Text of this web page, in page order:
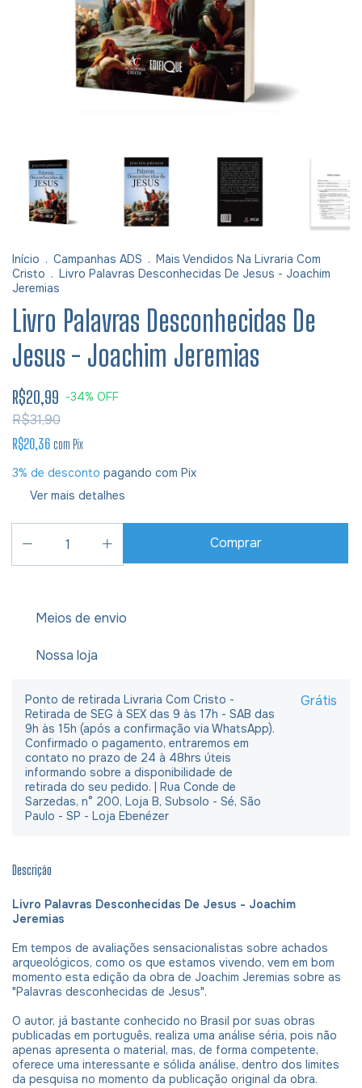
Início . Campanhas ADS . Mais Vendidos Na Livraria Com
Cristo . Livro Palavras Desconhecidas De Jesus - Joachim
Jeremias
Livro Palavras Desconhecidas De
Jesus - Joachim Jeremias
R$20,99 -34% OFF
R$31,90
R$20,36 com Pix
3% de desconto pagando com Pix
Ver mais detalhes
Meios de envio
Nossa loja
Ponto de retirada Livraria Com Cristo -
Retirada de SEG à SEX das 9 às 17h - SAB das
9h às 15h (após a confirmação via WhatsApp).
Confirmado o pagamento, entraremos em
contato no prazo de 24 à 48hrs úteis
informando sobre a disponibilidade de
retirada do seu pedido. | Rua Conde de
Sarzedas, n° 200, Loja B, Subsolo - Sé, São
Paulo - SP - Loja Ebenézer
Grátis
Descrição
Livro Palavras Desconhecidas De Jesus - Joachim
Jeremias
Em tempos de avaliações sensacionalistas sobre achados
arqueológicos, como os que estamos vivendo, vem em bom
momento esta edição da obra de Joachim Jeremias sobre as
"Palavras desconhecidas de Jesus".
O autor, já bastante conhecido no Brasil por suas obras
publicadas em português, realiza uma análise séria, pois não
apenas apresenta o material, mas, de forma competente,
oferece uma interessante e sólida análise, dentro dos limites
da pesquisa no momento da publicação original da obra.